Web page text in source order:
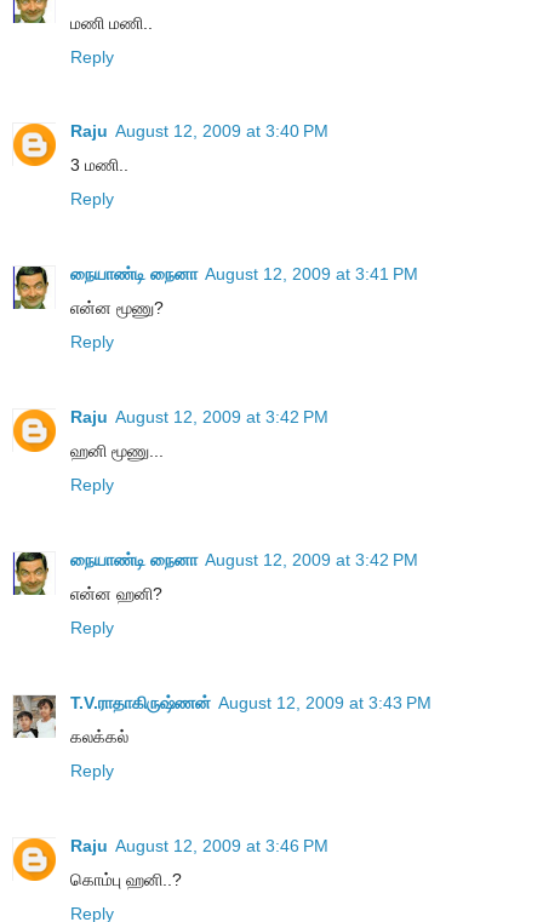
மணி மணி..
Reply
Raju August 12, 2009 at 3:40 PM
3 மணி..
Reply
நையாண்டி நைனா August 12, 2009 at 3:41 PM
என்ன மூணு?
Reply
Raju August 12, 2009 at 3:42 PM
ஹனி மூணு...
Reply
நையாண்டி நைனா August 12, 2009 at 3:42 PM
என்ன ஹனி?
Reply
T.V.ராதாகிருஷ்ணன் August 12, 2009 at 3:43 PM
கலக்கல்
Reply
Raju August 12, 2009 at 3:46 PM
கொம்பு ஹனி..?
Reply